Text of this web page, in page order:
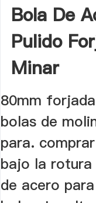
Bola De
Pulido
Minar
80mm
bolas de
para.
bajo la
de acero